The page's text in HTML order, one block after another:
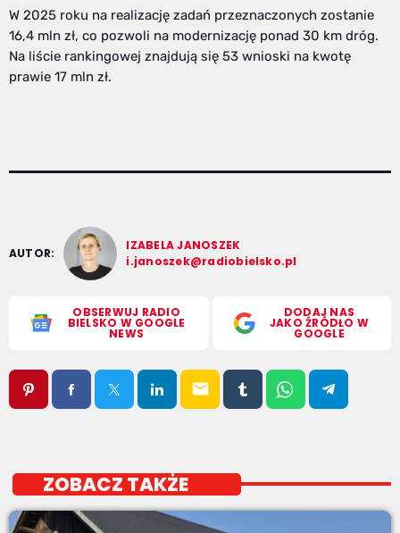
W 2025 roku na realizację zadań przeznaczonych zostanie
16,4 mln zł, co pozwoli na modernizację ponad 30 km dróg.
Na liście rankingowej znajdują się 53 wnioski na kwotę
prawie 17 mln zł.
AUTOR:
IZABELA JANOSZEK
i.janoszek@radiobielsko.pl
OBSERWUJ RADIO
BIELSKO W GOOGLE
NEWS
DODAJ NAS
JAKO ŹRÓDŁO W
GOOGLE
email
ZOBACZ TAKŻE